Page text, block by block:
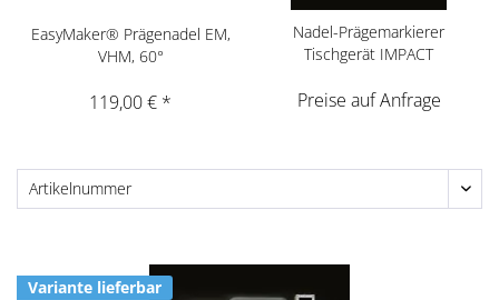
EasyMaker® Prägenadel EM,
VHM, 60°
119,00 € *
Nadel-Prägemarkierer
Tischgerät IMPACT
Preise auf Anfrage
Variante lieferbar